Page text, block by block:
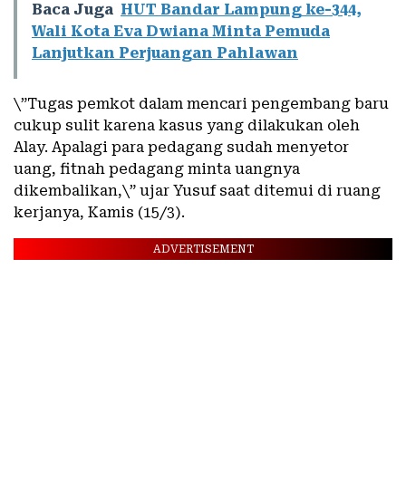
Baca Juga HUT Bandar Lampung ke-344,
Wali Kota Eva Dwiana Minta Pemuda
Lanjutkan Perjuangan Pahlawan
\”Tugas pemkot dalam mencari pengembang baru
cukup sulit karena kasus yang dilakukan oleh
Alay. Apalagi para pedagang sudah menyetor
uang, fitnah pedagang minta uangnya
dikembalikan,\” ujar Yusuf saat ditemui di ruang
kerjanya, Kamis (15/3).
ADVERTISEMENT